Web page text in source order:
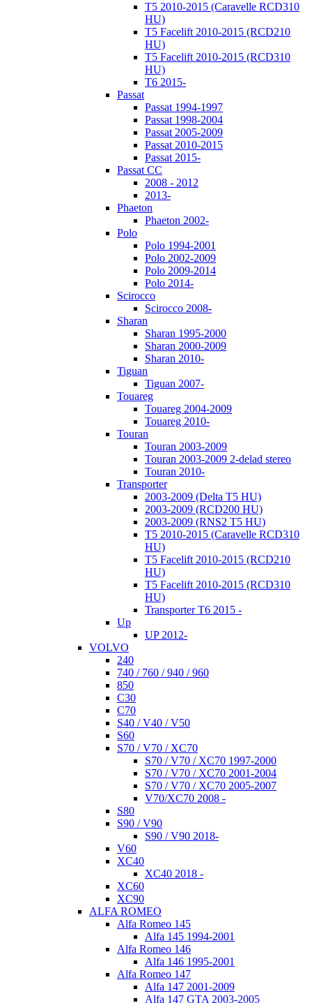
T5 2010-2015 (Caravelle RCD310
HU)
T5 Facelift 2010-2015 (RCD210
HU)
T5 Facelift 2010-2015 (RCD310
HU)
T6 2015-
Passat
Passat 1994-1997
Passat 1998-2004
Passat 2005-2009
Passat 2010-2015
Passat 2015-
Passat CC
2008 - 2012
2013-
Phaeton
Phaeton 2002-
Polo
Polo 1994-2001
Polo 2002-2009
Polo 2009-2014
Polo 2014-
Scirocco
Scirocco 2008-
Sharan
Sharan 1995-2000
Sharan 2000-2009
Sharan 2010-
Tiguan
Tiguan 2007-
Touareg
Touareg 2004-2009
Touareg 2010-
Touran
Touran 2003-2009
Touran 2003-2009 2-delad stereo
Touran 2010-
Transporter
2003-2009 (Delta T5 HU)
2003-2009 (RCD200 HU)
2003-2009 (RNS2 T5 HU)
T5 2010-2015 (Caravelle RCD310
HU)
T5 Facelift 2010-2015 (RCD210
HU)
T5 Facelift 2010-2015 (RCD310
HU)
Transporter T6 2015 -
Up
UP 2012-
VOLVO
240
740 / 760 / 940 / 960
850
C30
C70
S40 / V40 / V50
S60
S70 / V70 / XC70
S70 / V70 / XC70 1997-2000
S70 / V70 / XC70 2001-2004
S70 / V70 / XC70 2005-2007
V70/XC70 2008 -
S80
S90 / V90
S90 / V90 2018-
V60
XC40
XC40 2018 -
XC60
XC90
ALFA ROMEO
Alfa Romeo 145
Alfa 145 1994-2001
Alfa Romeo 146
Alfa 146 1995-2001
Alfa Romeo 147
Alfa 147 2001-2009
Alfa 147 GTA 2003-2005